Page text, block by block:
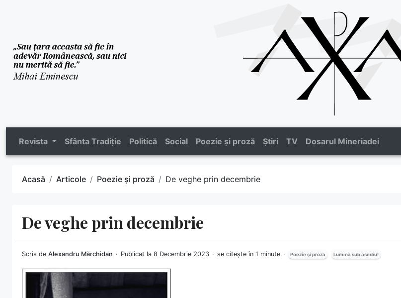
Revista Sfânta Tradiție Politică Social Poezie și proză Știri TV Dosarul Mineriadei
Acasă Articole Poezie și proză De veghe prin decembrie
De veghe prin decembrie
Scris de Alexandru Mărchidan Publicat la 8 Decembrie 2023 se citește în 1 minute Poezie și proză Lumină sub asediu!